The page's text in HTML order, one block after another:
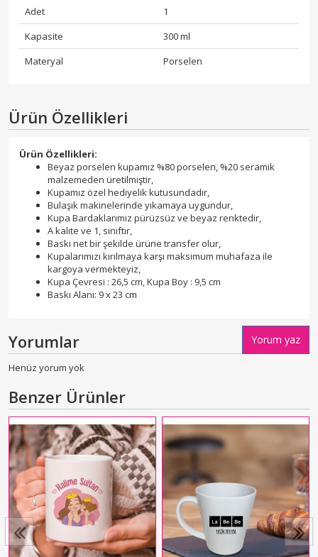
Adet
1
Kapasite
300 ml
Materyal
Porselen
Ürün Özellikleri
Ürün Özellikleri:
Beyaz porselen kupamız %80 porselen, %20 seramik
malzemeden üretilmiştir,
Kupamız özel hediyelik kutusundadır,
Bulaşık makinelerinde yıkamaya uygundur,
Kupa Bardaklarımız pürüzsüz ve beyaz renktedir,
A kalite ve 1, sınıftır,
Baskı net bir şekilde ürüne transfer olur,
Kupalarımızı kırılmaya karşı maksimum muhafaza ile
kargoya vermekteyiz,
Kupa Çevresi : 26,5 cm, Kupa Boy : 9,5 cm
Baskı Alanı: 9 x 23 cm
Yorumlar Yorum yaz
Henüz yorum yok
Benzer Ürünler